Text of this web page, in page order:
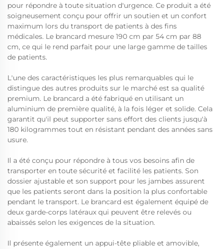
pour répondre à toute situation d'urgence. Ce produit a été
soigneusement conçu pour offrir un soutien et un confort
maximum lors du transport de patients à des fins
médicales. Le brancard mesure 190 cm par 54 cm par 88
cm, ce qui le rend parfait pour une large gamme de tailles
de patients.
L'une des caractéristiques les plus remarquables qui le
distingue des autres produits sur le marché est sa qualité
premium. Le brancard a été fabriqué en utilisant un
aluminium de première qualité, à la fois léger et solide. Cela
garantit qu'il peut supporter sans effort des clients jusqu'à
180 kilogrammes tout en résistant pendant des années sans
usure.
Il a été conçu pour répondre à tous vos besoins afin de
transporter en toute sécurité et facilité les patients. Son
dossier ajustable et son support pour les jambes assurent
que les patients seront dans la position la plus confortable
pendant le transport. Le brancard est également équipé de
deux garde-corps latéraux qui peuvent être relevés ou
abaissés selon les exigences de la situation.
Il présente également un appui-tête pliable et amovible,